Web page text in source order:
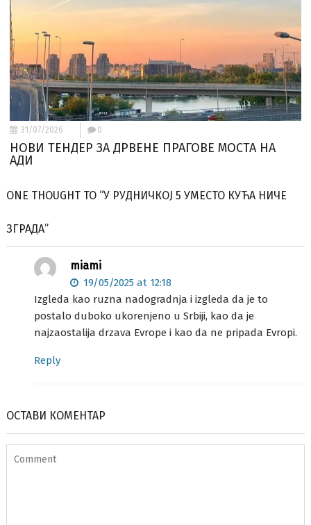
31/07/2026 0
НОВИ ТЕНДЕР ЗА ДРВЕНЕ ПРАГОВЕ МОСТА НА
АДИ
ONE THOUGHT TO “У РУДНИЧКОЈ 5 УМЕСТО КУЋА НИЧЕ
ЗГРАДА”
miami
19/05/2025 at 12:18
Izgleda kao ruzna nadogradnja i izgleda da je to
postalo duboko ukorenjeno u Srbiji, kao da je
najzaostalija drzava Evrope i kao da ne pripada Evropi.
Reply
ОСТАВИ КОМЕНТАР